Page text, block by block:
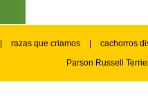
razas que criamos
cachorros
Parson Russell